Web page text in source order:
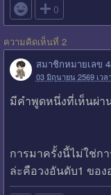
 0
ความคิดเห็นที่ 2
สมาชิกหมายเลข
03 มิถุนายน 2569 เวล
มีคำพูดหนึ่งที่เห็นผ่า
การมาครั้งนี้ไม่ใช่ก
ล่ะคือวงอันดับ1 ขอ